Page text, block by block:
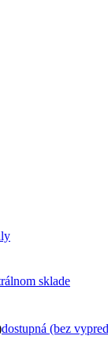
sklade
dostupná (bez